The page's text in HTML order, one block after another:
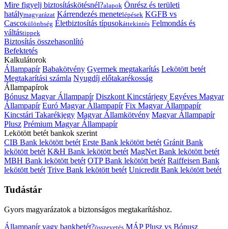
Mire figyelj biztosításkötésnél?alapok Önrész és területi
hatálymagyarázat Kárrendezés menetelépések KGFB vs
Cascokülönbség Életbiztosítás típusokáttekintés Felmondás és
váltástippek
Biztosítás összehasonlító
Befektetés
Kalkulátorok
Állampapír Babakötvény Gyermek megtakarítás Lekötött betét
Megtakarítási számla Nyugdíj előtakarékosság
Állampapírok
Bónusz Magyar Állampapír Diszkont Kincstárjegy Egyéves Magyar
Állampapír Euró Magyar Állampapír Fix Magyar Állampapír
Kincstári Takarékjegy Magyar Államkötvény Magyar Állampapír
Plusz Prémium Magyar Állampapír
Lekötött betét bankok szerint
CIB Bank lekötött betét Erste Bank lekötött betét Gránit Bank
lekötött betét K&H Bank lekötött betét MagNet Bank lekötött betét
MBH Bank lekötött betét OTP Bank lekötött betét Raiffeisen Bank
lekötött betét Trive Bank lekötött betét Unicredit Bank lekötött betét
Tudástár
Gyors magyarázatok a biztonságos megtakarításhoz.
Állampapír vagy bankbetét?összevetés MÁP Plusz vs Bónusz